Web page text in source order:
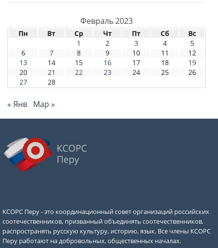
Февраль 2023
Пн Вт Ср Чт Пт Сб
Вс
1
2 3 4
5
6
7 8 9 10 11
12
13
14 15 16 17 18
19
20
21 22 23 24 25
26
27
28
« Янв Мар »
КСОРС Перу - это координационный совет организаций российских
соотечественников, призванный объединять соотечественников,
распространять русскую культуру, историю, язык. Все члены КСОРС
Перу работают на добровольных, общественных началах.